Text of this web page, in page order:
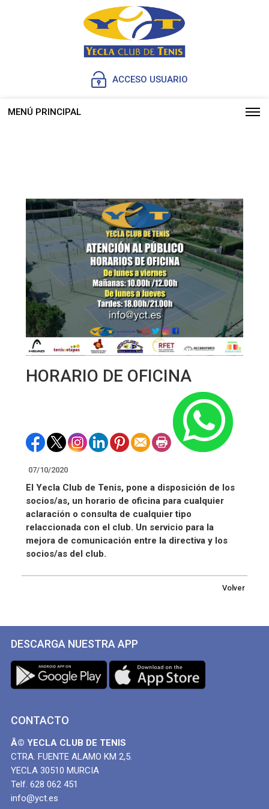
ACCESO USUARIO
MENÚ PRINCIPAL
HORARIO DE OFICINA
07/10/2020
El Yecla Club de Tenis, pone a disposición de los
socios/as, un horario de oficina para cualquier
aclaración o consulta de cualquier tipo
relaccionada con el club. Un servicio para la
mejora de comunicación entre la directiva y los
socios/as del club.
Volver
DESCARGA NUESTRA APP
CONTACTO
Â© YECLA CLUB DE TENIS
CTRA. FUENTE ALAMO KM 2,5.
YECLA 30510 MURCIA
Telf. 628 062 451
info@yct.es